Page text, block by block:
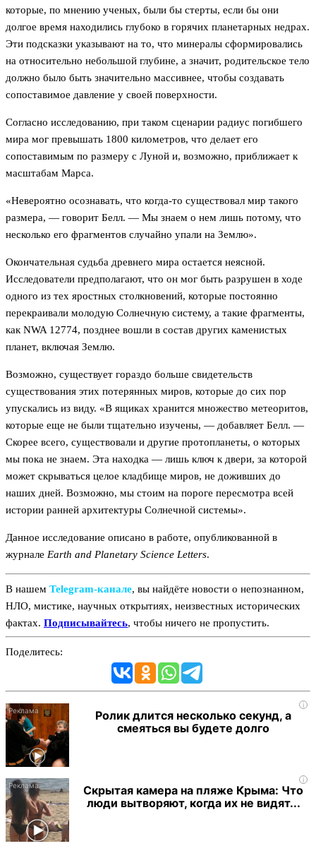
которые, по мнению ученых, были бы стерты, если бы они
долгое время находились глубоко в горячих планетарных недрах.
Эти подсказки указывают на то, что минералы сформировались
на относительно небольшой глубине, а значит, родительское тело
должно было быть значительно массивнее, чтобы создавать
сопоставимое давление у своей поверхности.
Согласно исследованию, при таком сценарии радиус погибшего
мира мог превышать 1800 километров, что делает его
сопоставимым по размеру с Луной и, возможно, приближает к
масштабам Марса.
«Невероятно осознавать, что когда-то существовал мир такого
размера, — говорит Белл. — Мы знаем о нем лишь потому, что
несколько его фрагментов случайно упали на Землю».
Окончательная судьба древнего мира остается неясной.
Исследователи предполагают, что он мог быть разрушен в ходе
одного из тех яростных столкновений, которые постоянно
перекраивали молодую Солнечную систему, а такие фрагменты,
как NWA 12774, позднее вошли в состав других каменистых
планет, включая Землю.
Возможно, существует гораздо больше свидетельств
существования этих потерянных миров, которые до сих пор
упускались из виду. «В ящиках хранится множество метеоритов,
которые еще не были тщательно изучены, — добавляет Белл. —
Скорее всего, существовали и другие протопланеты, о которых
мы пока не знаем. Эта находка — лишь ключ к двери, за которой
может скрываться целое кладбище миров, не доживших до
наших дней. Возможно, мы стоим на пороге пересмотра всей
истории ранней архитектуры Солнечной системы».
Данное исследование описано в работе, опубликованной в
журнале Earth and Planetary Science Letters.
В нашем Telegram‑канале, вы найдёте новости о непознанном,
НЛО, мистике, научных открытиях, неизвестных исторических
фактах. Подписывайтесь, чтобы ничего не пропустить.
Поделитесь:
i
Ролик длится несколько секунд, а
смеяться вы будете долго
i
Скрытая камера на пляже Крыма: Что
люди вытворяют, когда их не видят...